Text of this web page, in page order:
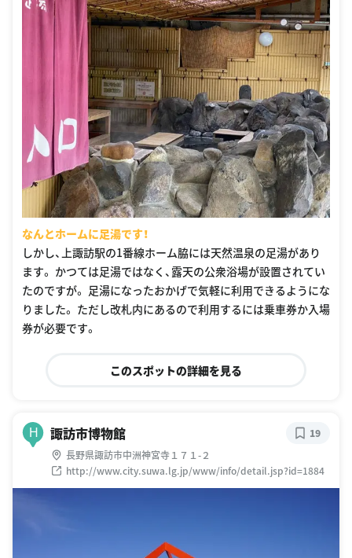
なんとホームに足湯です！
しかし、上諏訪駅の1番線ホーム脇には天然温泉の足湯があり
ます。 かつては足湯ではなく、露天の公衆浴場が設置されてい
たのですが。 足湯になったおかげで気軽に利用できるようにな
りました。 ただし改札内にあるので利用するには乗車券か入場
券が必要です。
このスポットの詳細を見る
H 諏訪市博物館
長野県諏訪市中洲神宮寺１７１-２
http://www.city.suwa.lg.jp/www/info/detail.jsp?id=1884
19